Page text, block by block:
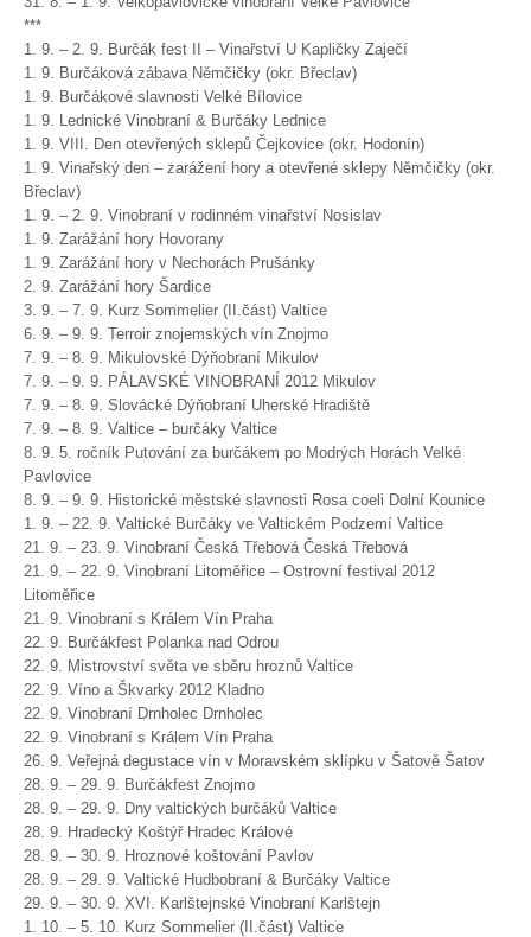
***
1. 9. – 2. 9. Burčák fest II – Vinařství U Kapličky Zaječí
1. 9. Burčáková zábava Němčičky (okr. Břeclav)
1. 9. Burčákové slavnosti Velké Bílovice
1. 9. Lednické Vinobraní & Burčáky Lednice
1. 9. VIII. Den otevřených sklepů Čejkovice (okr. Hodonín)
1. 9. Vinařský den – zarážení hory a otevřené sklepy Němčičky (okr.
Břeclav)
1. 9. – 2. 9. Vinobraní v rodinném vinařství Nosislav
1. 9. Zarážání hory Hovorany
1. 9. Zarážání hory v Nechorách Prušánky
2. 9. Zarážání hory Šardice
3. 9. – 7. 9. Kurz Sommelier (II.část) Valtice
6. 9. – 9. 9. Terroir znojemských vín Znojmo
7. 9. – 8. 9. Mikulovské Dýňobraní Mikulov
7. 9. – 9. 9. PÁLAVSKÉ VINOBRANÍ 2012 Mikulov
7. 9. – 8. 9. Slovácké Dýňobraní Uherské Hradiště
7. 9. – 8. 9. Valtice – burčáky Valtice
8. 9. 5. ročník Putování za burčákem po Modrých Horách Velké
Pavlovice
8. 9. – 9. 9. Historické městské slavnosti Rosa coeli Dolní Kounice
1. 9. – 22. 9. Valtické Burčáky ve Valtickém Podzemí Valtice
21. 9. – 23. 9. Vinobraní Česká Třebová Česká Třebová
21. 9. – 22. 9. Vinobraní Litoměřice – Ostrovní festival 2012
Litoměřice
21. 9. Vinobraní s Králem Vín Praha
22. 9. Burčákfest Polanka nad Odrou
22. 9. Mistrovství světa ve sběru hroznů Valtice
22. 9. Víno a Škvarky 2012 Kladno
22. 9. Vinobraní Drnholec Drnholec
22. 9. Vinobraní s Králem Vín Praha
26. 9. Veřejná degustace vín v Moravském sklípku v Šatově Šatov
28. 9. – 29. 9. Burčákfest Znojmo
28. 9. – 29. 9. Dny valtických burčáků Valtice
28. 9. Hradecký Koštýř Hradec Králové
28. 9. – 30. 9. Hroznové koštování Pavlov
28. 9. – 29. 9. Valtické Hudbobraní & Burčáky Valtice
29. 9. – 30. 9. XVI. Karlštejnské Vinobraní Karlštejn
1. 10. – 5. 10. Kurz Sommelier (II.část) Valtice